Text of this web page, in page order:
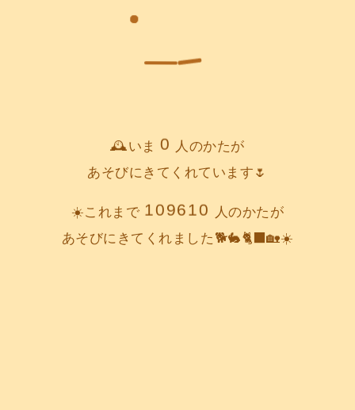
🕰️いま0 人のかたが
あそびにきてくれています🌷
☀️これまで 109610
人のかたが
あそびにきてくれました🐕️🐇🐈‍⬛🏡☀️